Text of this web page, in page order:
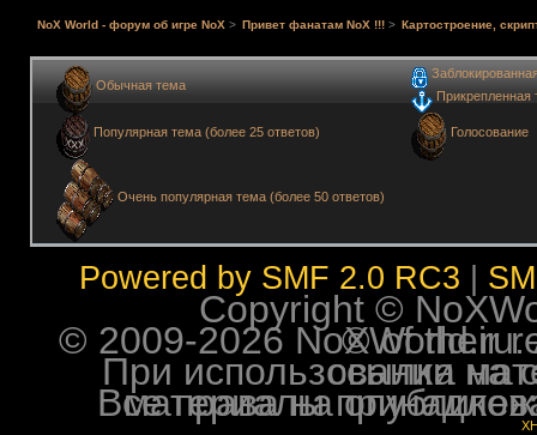
NoX World - форум об игре NoX> Привет фанатам NoX !!! > Картостроение,
Обычная тема
Популярная тема (более 25 ответов)
Очень популярная тема (более 50 ответов)
Прикрепленная
Голосование
Powered by SMF 2.0 RC3
Copyright ©
© 2009-2026 NoXWorld.ru. All
При использовании
Все права на опубликованные на форуме